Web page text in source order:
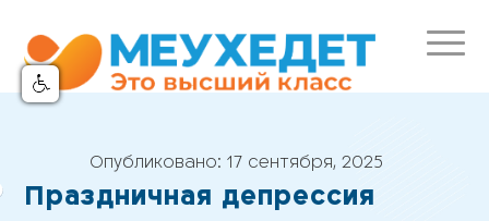
Опубликовано: 17 сентября, 2025
Праздничная депрессия